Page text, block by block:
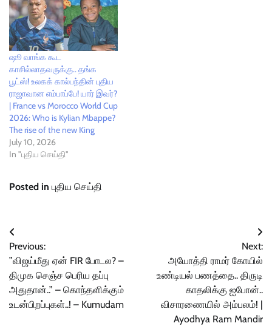
ஷூ வாங்க கூட
காசில்லாதவருக்கு.. தங்க
பூட்ஸ்! உலகக் கால்பந்தின் புதிய
ராஜாவான எம்பாப்பே! யார் இவர்?
| France vs Morocco World Cup
2026: Who is Kylian Mbappe?
The rise of the new King
July 10, 2026
In "புதிய செய்தி"
Posted in புதிய செய்தி
Post
navigation
Previous:
”விஜய்மீது ஏன் FIR போடல? –
திமுக செஞ்ச பெரிய தப்பு
அதுதான்..” – கொந்தளிக்கும்
உடன்பிறப்புகள்..! – Kumudam
Next:
அயோத்தி ராமர் கோயில்
உண்டியல் பணத்தை.. திருடி
காதலிக்கு ஐபோன்..
விசாரணையில் அம்பலம்! |
Ayodhya Ram Mandir